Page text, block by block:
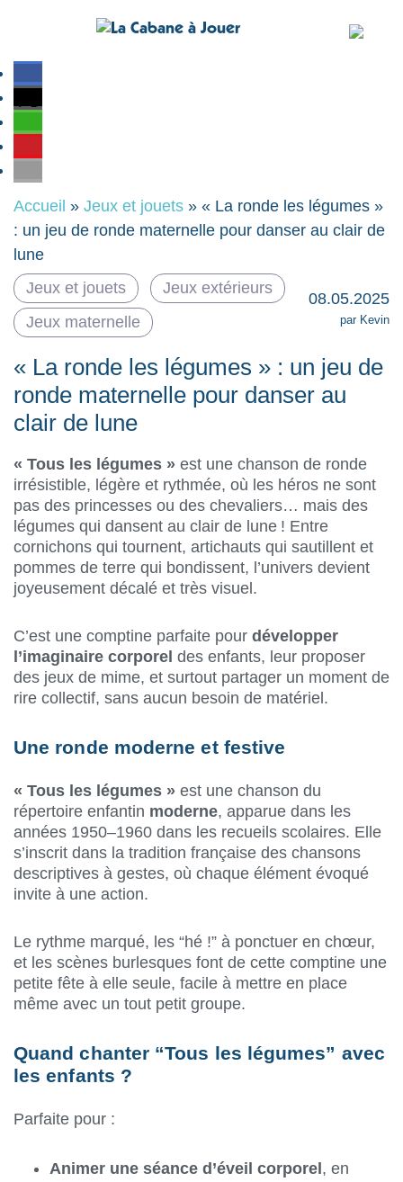
Accueil » Jeux et jouets » « La ronde les légumes »
: un jeu de ronde maternelle pour danser au clair de
lune
Jeux et jouets
Jeux extérieurs
Jeux maternelle
08.05.2025
par Kevin
« La ronde les légumes » : un jeu de
ronde maternelle pour danser au
clair de lune
« Tous les légumes » est une chanson de ronde
irrésistible, légère et rythmée, où les héros ne sont
pas des princesses ou des chevaliers… mais des
légumes qui dansent au clair de lune ! Entre
cornichons qui tournent, artichauts qui sautillent et
pommes de terre qui bondissent, l’univers devient
joyeusement décalé et très visuel.
C’est une comptine parfaite pour développer
l’imaginaire corporel des enfants, leur proposer
des jeux de mime, et surtout partager un moment de
rire collectif, sans aucun besoin de matériel.
Une ronde moderne et festive
« Tous les légumes » est une chanson du
répertoire enfantin moderne, apparue dans les
années 1950–1960 dans les recueils scolaires. Elle
s’inscrit dans la tradition française des chansons
descriptives à gestes, où chaque élément évoqué
invite à une action.
Le rythme marqué, les “hé !” à ponctuer en chœur,
et les scènes burlesques font de cette comptine une
petite fête à elle seule, facile à mettre en place
même avec un tout petit groupe.
Quand chanter “Tous les légumes” avec
les enfants ?
Parfaite pour :
Animer une séance d’éveil corporel, en